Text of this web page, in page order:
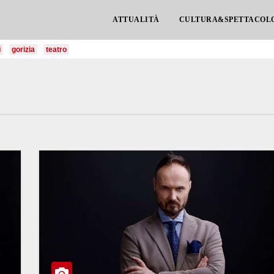
ATTUALITÀ
gorizia teatro